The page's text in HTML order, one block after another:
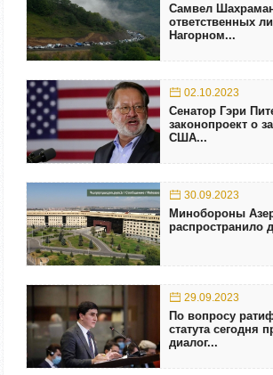
Самвел
ответственных
Нагорном...
02.10.2023
Сенатор Гэри
законопроект о
США...
30.09.2023
Минобороны
распространило
29.09.2023
По вопросу
статута сегодня
диалог...